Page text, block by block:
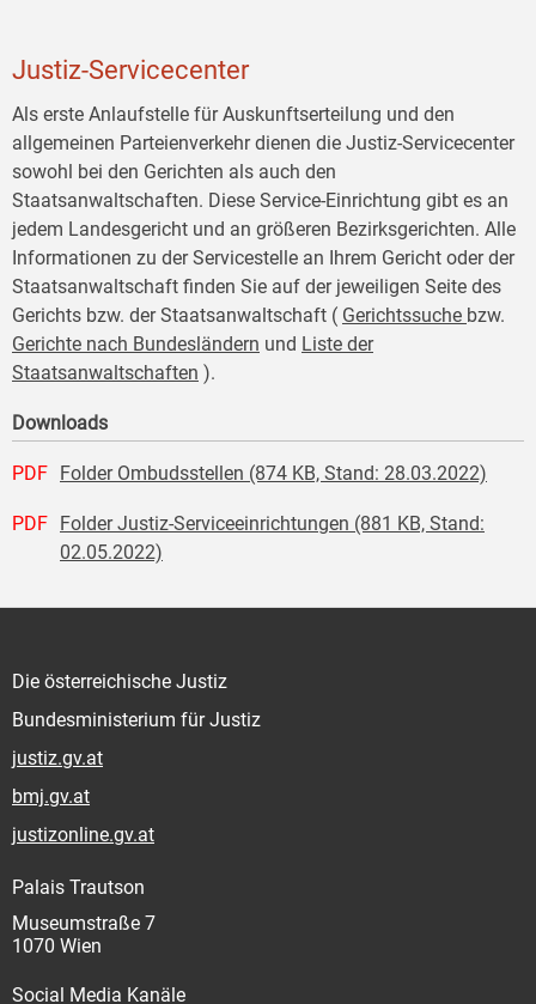
Justiz-Servicecenter
Als erste Anlaufstelle für Auskunftserteilung und den
allgemeinen Parteienverkehr dienen die Justiz-Servicecenter
sowohl bei den Gerichten als auch den
Staatsanwaltschaften. Diese Service-Einrichtung gibt es an
jedem Landesgericht und an größeren Bezirksgerichten. Alle
Informationen zu der Servicestelle an Ihrem Gericht oder der
Staatsanwaltschaft finden Sie auf der jeweiligen Seite des
Gerichts bzw. der Staatsanwaltschaft ( Gerichtssuche bzw.
Gerichte nach Bundesländern und Liste der
Staatsanwaltschaften ).
Downloads
PDF Folder Ombudsstellen (874 KB, Stand: 28.03.2022)
PDF Folder Justiz-Serviceeinrichtungen (881 KB, Stand:
02.05.2022)
Die österreichische Justiz
Bundesministerium für Justiz
justiz.gv.at
bmj.gv.at
justizonline.gv.at
Palais Trautson
Museumstraße 7
1070 Wien
Social Media Kanäle